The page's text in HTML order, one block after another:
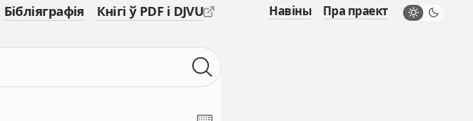
Бібліяграфія Кнігі ў PDF і DJVU Навіны Пра праект